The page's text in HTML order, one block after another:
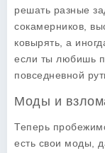
решать разные
сокамерников,
ковырять, а
если ты любишь
повседневной
Моды и
Теперь
есть свои моды,